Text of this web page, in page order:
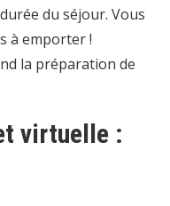
du séjour. Vous
à emporter !
la préparation de
virtuelle :